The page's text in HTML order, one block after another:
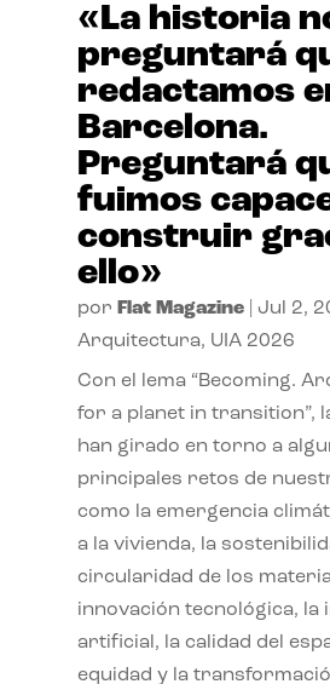
«La historia
preguntará
redactamos
Barcelona.
Preguntará
fuimos
construir
ello»
por Flat Magazine| Jul 2,
Arquitectura, UIA 2026
Con el lema “Becoming.
for a planet in transition”,
han girado en torno a
principales retos de
como la emergencia
a la vivienda, la
circularidad de los
innovación tecnológica, la
artificial, la calidad del
equidad y la